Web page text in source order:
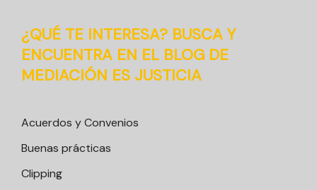
¿QUÉ TE INTERESA? BUSCA Y
ENCUENTRA EN EL BLOG DE
MEDIACIÓN ES JUSTICIA
Acuerdos y Convenios
Buenas prácticas
Clipping